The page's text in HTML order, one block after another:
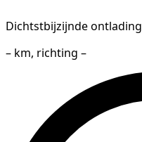
Dichtstbijzijnde ontlading
– km, richting –